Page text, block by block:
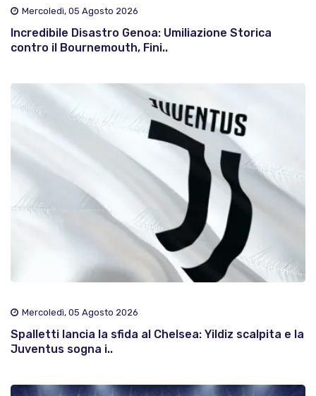
Mercoledì, 05 Agosto 2026
Incredibile Disastro Genoa: Umiliazione Storica
contro il Bournemouth, Fini..
Mercoledì, 05 Agosto 2026
Spalletti lancia la sfida al Chelsea: Yildiz scalpita e la
Juventus sogna i..